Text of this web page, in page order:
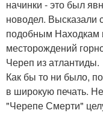
начинки - это был
новодел. Высказали
подобным Находкам
месторождений
Череп из атлантиды.
Как бы то ни было,
в широкую печать.
"Черепе Смерти"